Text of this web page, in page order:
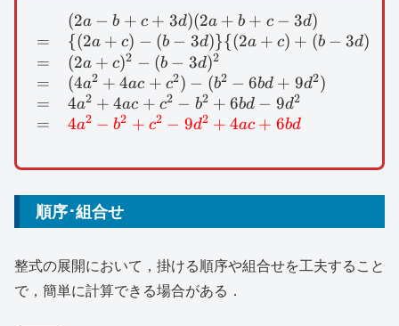
\begin{array}{lll}&(2a-
=
=
=
=
=
(2a − b + c + 3d)(2a + b + c − 3d)
{(2a + c) − (b − 3d)}{(2a + c) + (b − 3d)}
(2a + c)2 − (b − 3d)2
(4a2 + 4ac + c2) − (b2 − 6bd + 9d2)
4a2 + 4ac + c2 − b2 + 6bd − 9d2
4a2 − b2 + c2 − 9d2 + 4ac + 6bd
順序･組合せ
整式の展開において，掛ける順序や組合せを工夫すること
で，簡単に計算できる場合がある．